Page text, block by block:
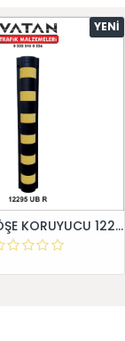
YENI
KOLON KÖŞE KORUYUCU 12295 UB R